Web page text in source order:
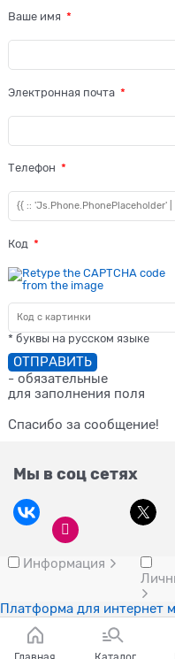
Ваше имя
Электронная почта
Телефон
Код
* буквы на русском языке
- обязательные
для заполнения поля
Спасибо за сообщение!
Мы в соц сетях
Информация
Платформа для интернет